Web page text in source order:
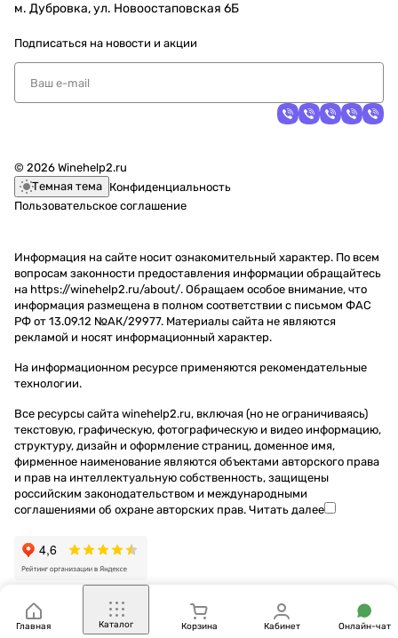
Главная Каталог Корзина Кабинет Онлайн-чат
м. Дубровка, ул. Новоостаповская 6Б
Подписаться на новости и акции
© 2026 Winehelp2.ru
Темная тема Конфиденциальность
Пользовательское соглашение
Информация на сайте носит ознакомительный характер. По всем
вопросам законности предоставления информации обращайтесь
на https://winehelp2.ru/about/. Обращаем особое внимание, что
информация размещена в полном соответствии с письмом ФАС
РФ от 13.09.12 №АК/29977. Материалы сайта не являются
рекламой и носят информационный характер.
На информационном ресурсе применяются рекомендательные
технологии.
Все ресурсы сайта winehelp2.ru, включая (но не ограничиваясь)
текстовую, графическую, фотографическую и видео информацию,
структуру, дизайн и оформление страниц, доменное имя,
фирменное наименование являются объектами авторского права
и прав на интеллектуальную собственность, защищены
российским законодательством и международными
соглашениями об охране авторских прав. Читать далее